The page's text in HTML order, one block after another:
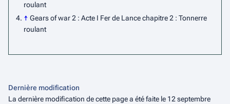
roulant
↑ Gears of war 2 : Acte I Fer de Lance chapitre 2 : Tonnerre
roulant
Dernière modification
La dernière modification de cette page a été faite le 12 septembre